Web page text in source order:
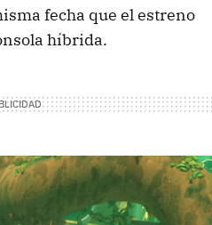
fecha que el estreno
híbrida.